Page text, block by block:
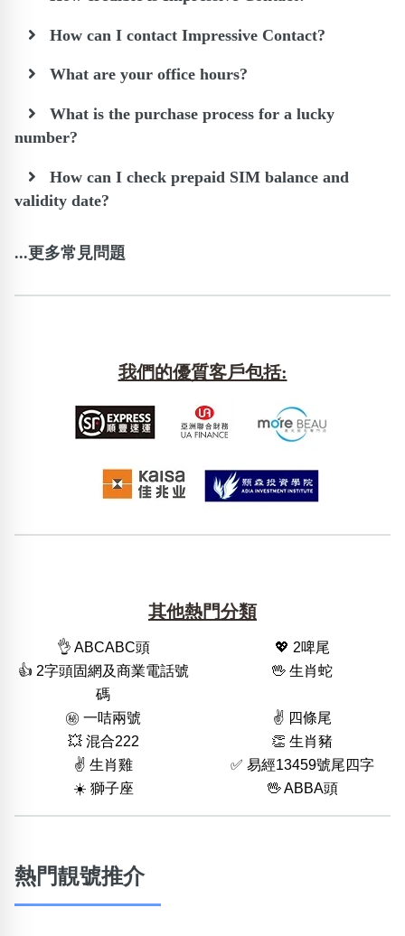
How can I contact Impressive Contact?
What are your office hours?
What is the purchase process for a lucky
number?
How can I check prepaid SIM balance and
validity date?
...更多常見問題
我們的優質客戶包括:
其他熱門分類
👌 ABCABC頭
💖 2啤尾
👍 2字頭固網及商業電話號
碼
🖖 生肖蛇
㊙️ 一咭兩號
✌️ 四條尾
💥 混合222
👏 生肖豬
✌️ 生肖雞
✅ 易經13459號尾四字
☀️ 獅子座
🖖 ABBA頭
熱門靚號推介